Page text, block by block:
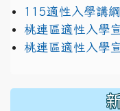
115適性入學講綱
link to https://
桃連區適性入學
link to https://
桃連區適性入學